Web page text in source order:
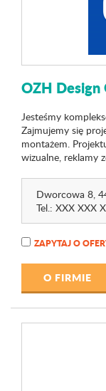
OZH Design
Jesteśmy
Zajmujemy się
montażem.
wizualne, reklamy
Dworcowa 8,
Tel.: XXX XXX
ZAPYTAJ O
O FIRMIE